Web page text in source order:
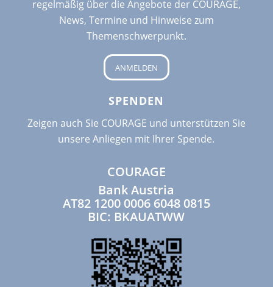
regelmäßig über die Angebote der COURAGE,
News, Termine und Hinweise zum
Themenschwerpunkt.
ANMELDEN
SPENDEN
Zeigen auch Sie COURAGE und unterstützen Sie
unsere Anliegen mit Ihrer Spende.
COURAGE
Bank Austria
AT82 1200 0006 6048 0815
BIC: BKAUATWW